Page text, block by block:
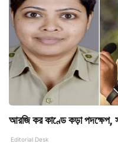
আরজি কর কাণ্ডে কড়া পদক্ষেপ,
Editorial Desk